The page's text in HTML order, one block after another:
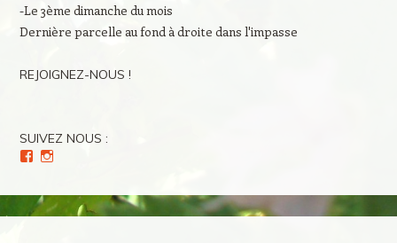
-Le 3ème dimanche du mois
Dernière parcelle au fond à droite dans l'impasse
REJOIGNEZ-NOUS !
SUIVEZ NOUS :
Voir
de
Culture(s)
Voir
de
Cultures_en_herbes